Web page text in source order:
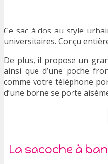
Ce sac à dos au style
universitaires. Conçu
De plus, il propose un
ainsi que d’une poche
comme votre téléphone
d’une borne se porte
La sacoche à